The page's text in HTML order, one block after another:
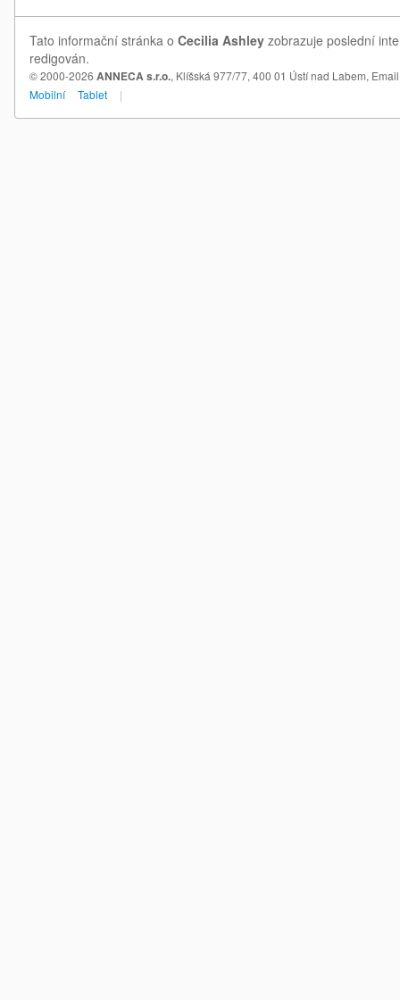
Tato informační stránka o Cecilia Ashley zobrazuje poslední
redigován.
© 2000-2026 ANNECA s.r.o., Klíšská 977/77, 400 01 Ústí nad Labem,
Mobilní
Tablet |